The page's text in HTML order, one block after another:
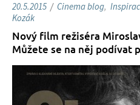
20.5.2015 / Cinema blog,
Kozák
Nový film režiséra
Můžete se na něj podívat